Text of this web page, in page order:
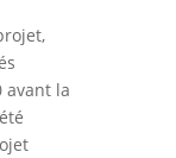
avant la